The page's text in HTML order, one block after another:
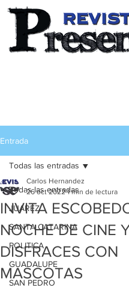
Entrada
Todas las entradas
JUAREZ
SANTA CATARINA
POLITICA
GUADALUPE
SAN PEDRO
Todas las entradas
INVITA
NOCHE DE CINE
DISFRACES CON
MASCOTAS
Carlos Hernandez
26 oct 2022 1 min de lectura